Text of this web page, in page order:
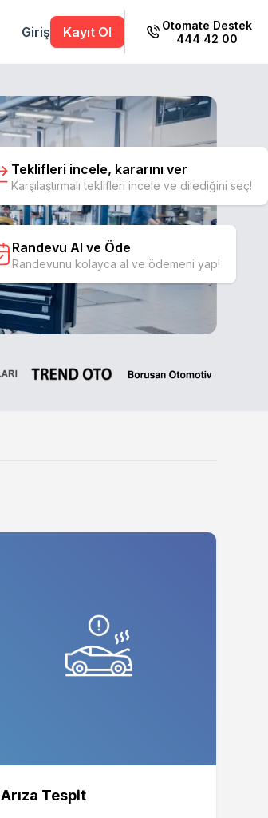
Giriş Kayıt Ol
Otomate Destek
444 42 00
Teklifleri incele, kararını ver
Karşılaştırmalı teklifleri incele ve dilediğini seç!
Randevu Al ve Öde
Randevunu kolayca al ve ödemeni yap!
Arıza Tespit